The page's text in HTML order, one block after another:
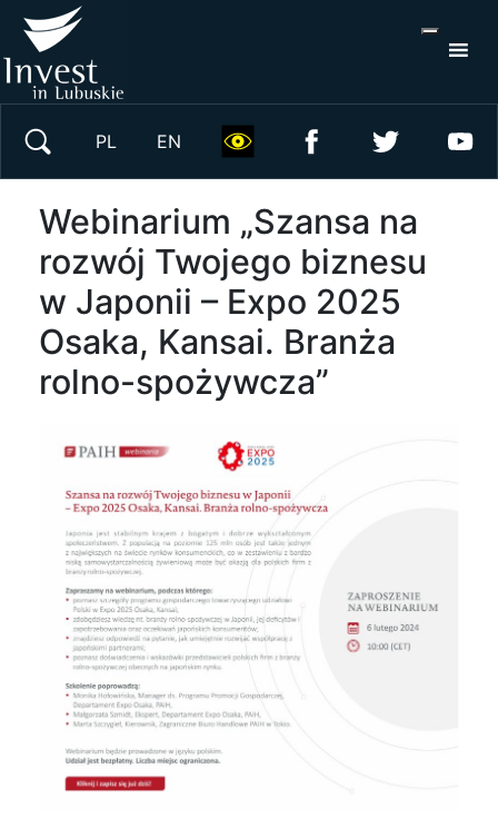
PL EN
Webinarium „Szansa na
rozwój Twojego biznesu
w Japonii – Expo 2025
Osaka, Kansai. Branża
rolno-spożywcza”
Wyszukaj w serwisie